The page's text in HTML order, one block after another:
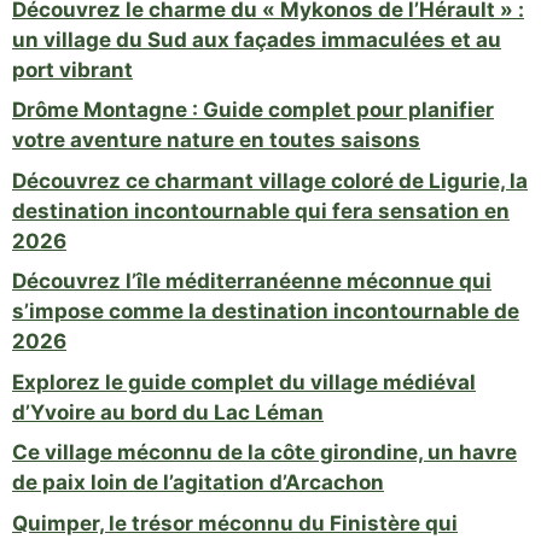
Découvrez le charme du « Mykonos de l’Hérault » :
un village du Sud aux façades immaculées et au
port vibrant
Drôme Montagne : Guide complet pour planifier
votre aventure nature en toutes saisons
Découvrez ce charmant village coloré de Ligurie, la
destination incontournable qui fera sensation en
2026
Découvrez l’île méditerranéenne méconnue qui
s’impose comme la destination incontournable de
2026
Explorez le guide complet du village médiéval
d’Yvoire au bord du Lac Léman
Ce village méconnu de la côte girondine, un havre
de paix loin de l’agitation d’Arcachon
Quimper, le trésor méconnu du Finistère qui